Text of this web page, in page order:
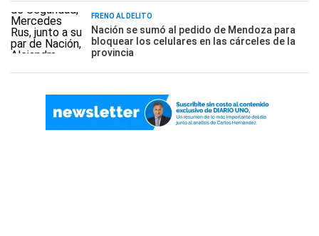
FRENO AL DELITO
Nación se sumó al pedido de Mendoza para
bloquear los celulares en las cárceles de la
provincia